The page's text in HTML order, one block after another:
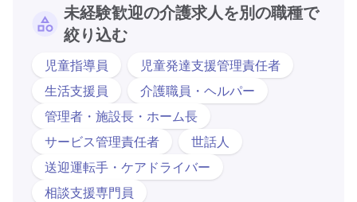
未経験歓迎の介護求人を別の職種で
絞り込む
児童指導員
児童発達支援管理責任者
生活支援員
介護職員・ヘルパー
管理者・施設長・ホーム長
サービス管理責任者
世話人
送迎運転手・ケアドライバー
相談支援専門員